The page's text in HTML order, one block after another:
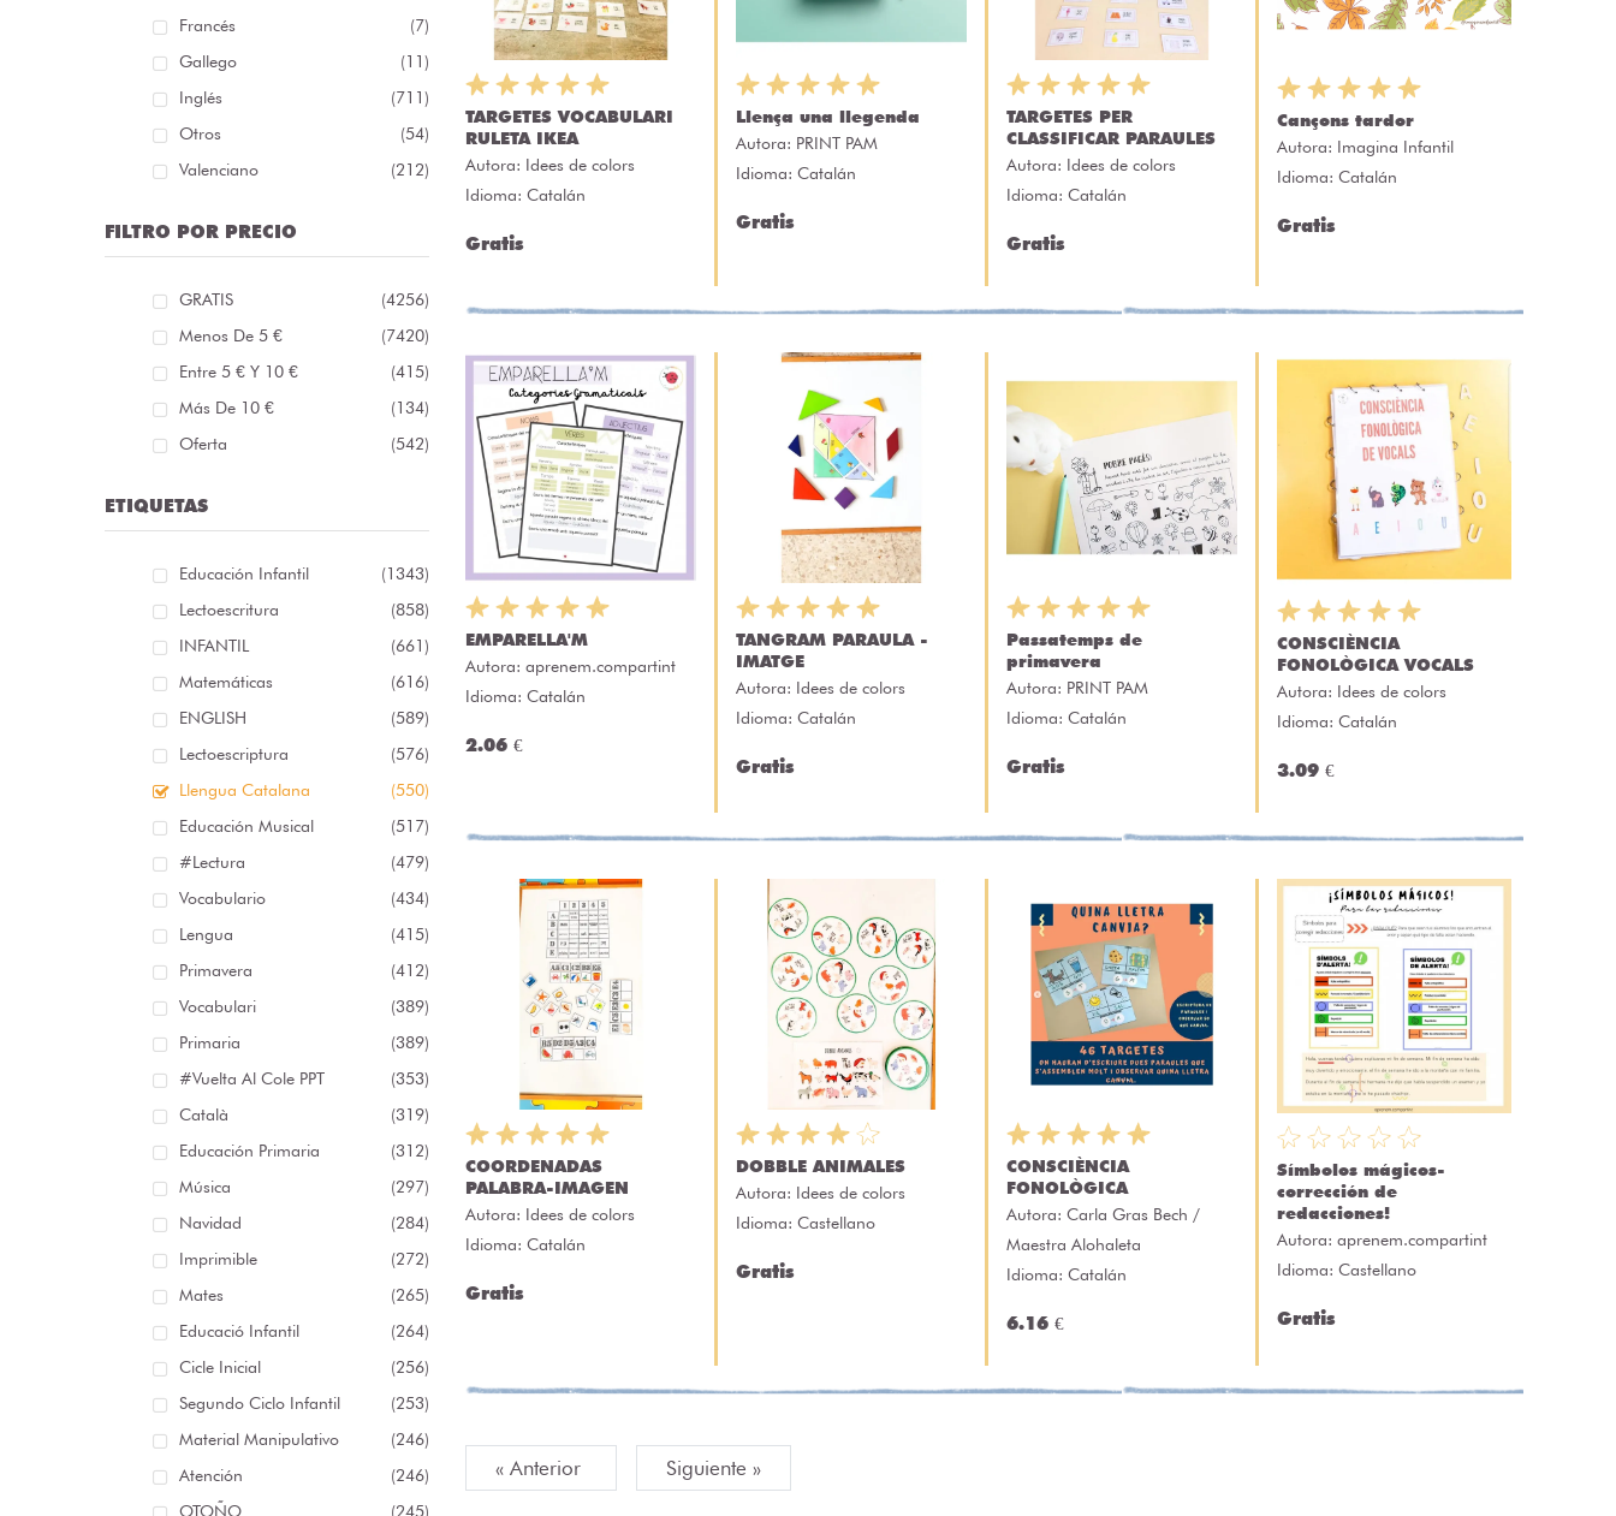
Francés
(7)
Gallego
(11)
Inglés
(711)
Otros
(54)
Valenciano
(212)
FILTRO POR PRECIO
GRATIS
(4256)
Menos De 5 €
(7420)
Entre 5 € Y 10 €
(415)
Más De 10 €
(134)
Oferta
(542)
ETIQUETAS
Educación Infantil
(1343)
Lectoescritura
(858)
INFANTIL
(661)
Matemáticas
(616)
ENGLISH
(589)
Lectoescriptura
(576)
Llengua Catalana
(550)
Educación Musical
(517)
#lectura
(479)
Vocabulario
(434)
Lengua
(415)
Primavera
(412)
Vocabulari
(389)
Primaria
(389)
#Vuelta Al Cole PPT
(353)
Català
(319)
Educación Primaria
(312)
Música
(297)
Navidad
(284)
Imprimible
(272)
Mates
(265)
Educació Infantil
(264)
Cicle Inicial
(256)
Segundo Ciclo Infantil
(253)
Material Manipulativo
(246)
Atención
(246)
OTOÑO
(245)
TARGETES VOCABULARI
RULETA IKEA
Autora: Idees de colors
Idioma: Catalán
Gratis
Llença una llegenda
Autora: PRINT PAM
Idioma: Catalán
Gratis
TARGETES PER
CLASSIFICAR PARAULES
Autora: Idees de colors
Idioma: Catalán
Gratis
Cançons tardor
Autora: Imagina Infantil
Idioma: Catalán
Gratis
EMPARELLA'M
Autora: aprenem.compartint
Idioma: Catalán
2.06 €
TANGRAM PARAULA -
IMATGE
Autora: Idees de colors
Idioma: Catalán
Gratis
Passatemps de
primavera
Autora: PRINT PAM
Idioma: Catalán
Gratis
CONSCIÈNCIA
FONOLÒGICA VOCALS
Autora: Idees de colors
Idioma: Catalán
3.09 €
COORDENADAS
PALABRA-IMAGEN
Autora: Idees de colors
Idioma: Catalán
Gratis
DOBBLE ANIMALES
Autora: Idees de colors
Idioma: Castellano
Gratis
CONSCIÈNCIA
FONOLÒGICA
Autora: Carla Gras Bech /
Maestra Alohaleta
Idioma: Catalán
6.16 €
Símbolos mágicos-
corrección de
redacciones!
Autora: aprenem.compartint
Idioma: Castellano
Gratis
« Anterior Siguiente »